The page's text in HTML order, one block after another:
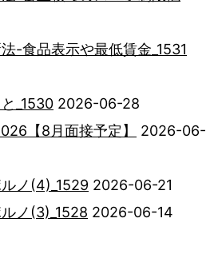
-食品表示や最低賃金_1531
_1530 2026-06-28
【8月面接予定】
2026-06-
ノ(4)_1529 2026-06-21
ノ(3)_1528 2026-06-14